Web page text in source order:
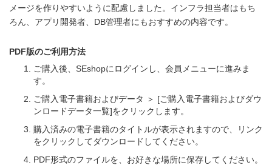
メージを作りやすいように配慮しました。インフラ担当者はもち
ろん、アプリ開発者、DB管理者にもおすすめの内容です。
PDF版のご利用方法
ご購入後、SEshopにログインし、会員メニューに進みま
す。
ご購入電子書籍およびデータ ＞ [ご購入電子書籍およびダウ
ンロードデータ一覧]をクリックします。
購入済みの電子書籍のタイトルが表示されますので、リンク
をクリックしてダウンロードしてください。
PDF形式のファイルを、お好きな場所に保存してください。